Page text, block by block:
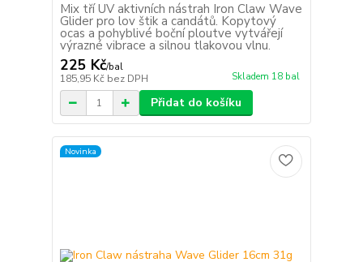
Mix tří UV aktivních nástrah Iron Claw Wave
Glider pro lov štik a candátů. Kopytový
ocas a pohyblivé boční ploutve vytvářejí
výrazné vibrace a silnou tlakovou vlnu.
225 Kč/bal
185,95 Kč bez DPH Skladem 18 bal
Přidat do košíku
Novinka